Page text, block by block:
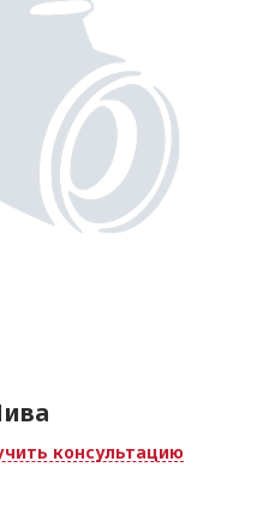
консультацию